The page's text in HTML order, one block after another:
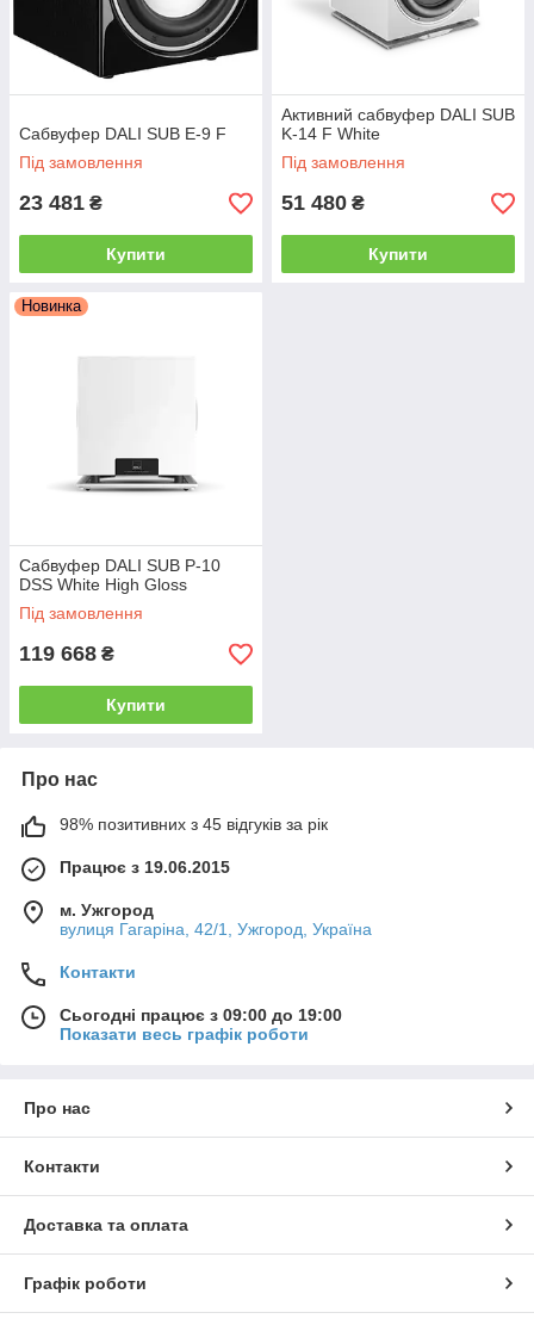
Сабвуфер DALI SUB E-9 F
Під замовлення
23 481 ₴
Купити
Активний сабвуфер DALI SUB
K-14 F White
Під замовлення
51 480 ₴
Купити
Новинка
Сабвуфер DALI SUB P-10
DSS White High Gloss
Під замовлення
119 668 ₴
Купити
Про нас
98% позитивних з 45 відгуків за рік
Працює з 19.06.2015
м. Ужгород
вулиця Гагаріна, 42/1, Ужгород, Україна
Контакти
Сьогодні працює з 09:00 до 19:00
Показати весь графік роботи
Про нас
Контакти
Доставка та оплата
Графік роботи